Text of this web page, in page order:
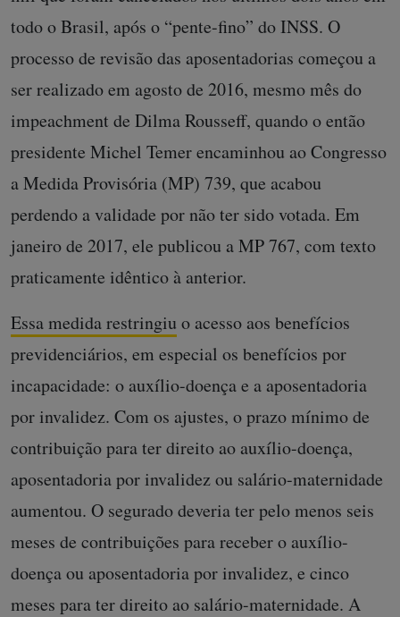
todo o Brasil, após o “pente-fino” do INSS. O
processo de revisão das aposentadorias começou a
ser realizado em agosto de 2016, mesmo mês do
impeachment de Dilma Rousseff, quando o então
presidente Michel Temer encaminhou ao Congresso
a Medida Provisória (MP) 739, que acabou
perdendo a validade por não ter sido votada. Em
janeiro de 2017, ele publicou a MP 767, com texto
praticamente idêntico à anterior.
Essa medida restringiu o acesso aos benefícios
previdenciários, em especial os benefícios por
incapacidade: o auxílio-doença e a aposentadoria
por invalidez. Com os ajustes, o prazo mínimo de
contribuição para ter direito ao auxílio-doença,
aposentadoria por invalidez ou salário-maternidade
aumentou. O segurado deveria ter pelo menos seis
meses de contribuições para receber o auxílio-
doença ou aposentadoria por invalidez, e cinco
meses para ter direito ao salário-maternidade. A